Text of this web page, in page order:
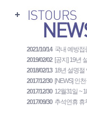
2021/10/14국내 예방접
2019/02/02[공지] 19년
2018/02/1318년 설명절
2017/12/30[NEWS] 인천
2017/12/3012월31일 ~
2017/09/30추석연휴 휴